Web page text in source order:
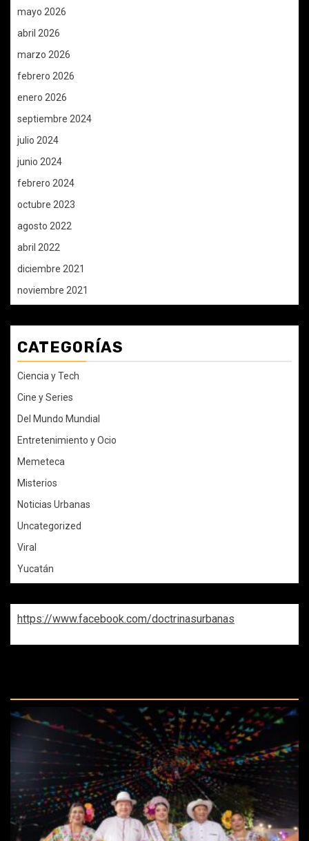
mayo 2026
abril 2026
marzo 2026
febrero 2026
enero 2026
septiembre 2024
julio 2024
junio 2024
febrero 2024
octubre 2023
agosto 2022
abril 2022
diciembre 2021
noviembre 2021
CATEGORÍAS
Ciencia y Tech
Cine y Series
Del Mundo Mundial
Entretenimiento y Ocio
Memeteca
Misterios
Noticias Urbanas
Uncategorized
Viral
Yucatán
https://www.facebook.com/doctrinasurbanas